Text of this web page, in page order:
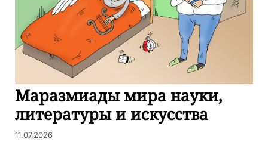
Маразмиады мира науки,
литературы и искусства
11.07.2026